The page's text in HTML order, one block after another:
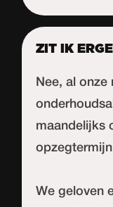
ZIT IK
Nee, al
maandelijks
We geloven